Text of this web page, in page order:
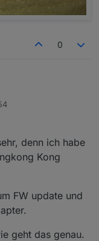
0
denn ich habe
Kong
FW update und
geht das genau.